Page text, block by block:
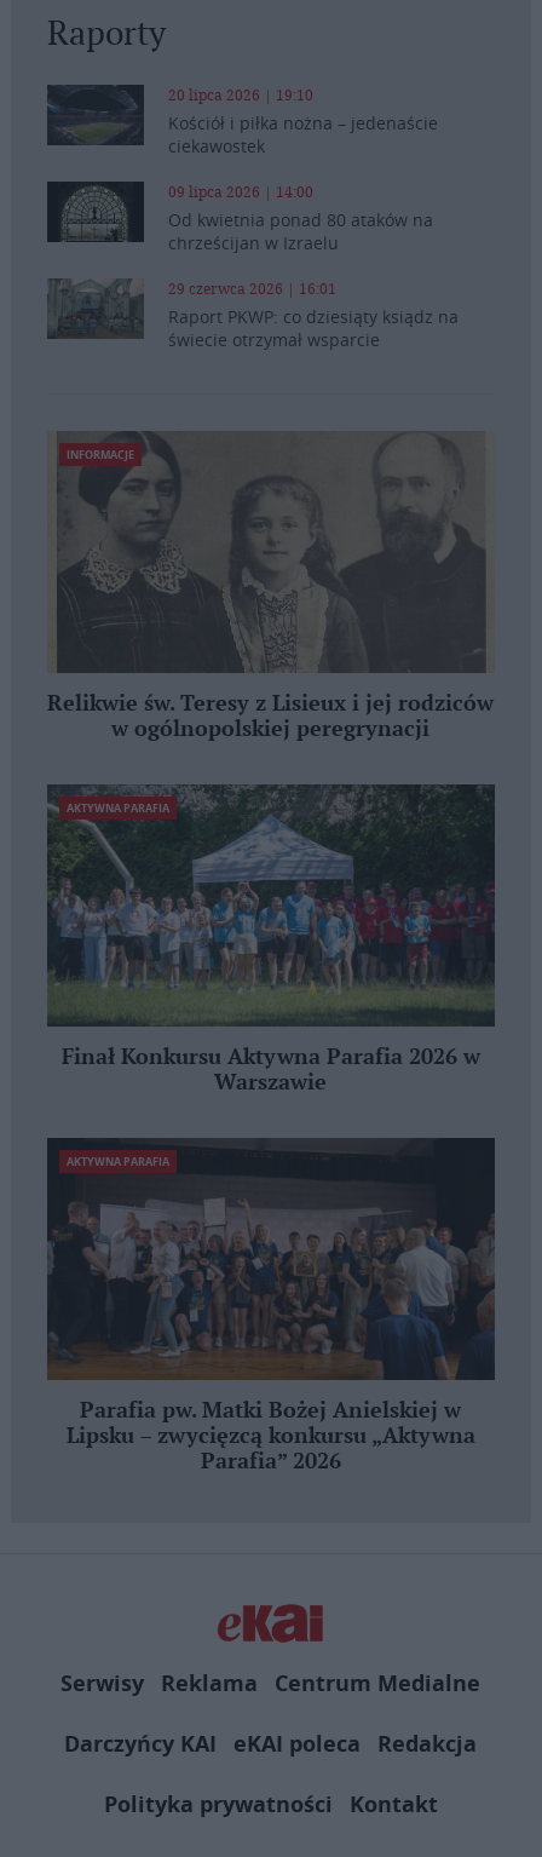
Raporty
20 lipca 2026 | 19:10
Kościół i piłka nożna – jedenaście
ciekawostek
09 lipca 2026 | 14:00
Od kwietnia ponad 80 ataków na
chrześcijan w Izraelu
29 czerwca 2026 | 16:01
Raport PKWP: co dziesiąty ksiądz na
świecie otrzymał wsparcie
INFORMACJE
Relikwie św. Teresy z Lisieux i jej rodziców
w ogólnopolskiej peregrynacji
AKTYWNA PARAFIA
Finał Konkursu Aktywna Parafia 2026 w
Warszawie
AKTYWNA PARAFIA
Parafia pw. Matki Bożej Anielskiej w
Lipsku – zwycięzcą konkursu „Aktywna
Parafia” 2026
Serwisy Reklama
Centrum Medialne
Darczyńcy KAI
eKAI poleca
Redakcja
Polityka prywatności
Kontakt